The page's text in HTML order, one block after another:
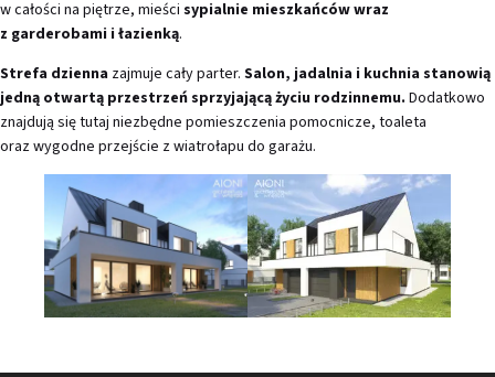
w całości na piętrze, mieści sypialnie mieszkańców wraz
z garderobami i łazienką.
Strefa dzienna zajmuje cały parter. Salon, jadalnia i kuchnia stanowią
jedną otwartą przestrzeń sprzyjającą życiu rodzinnemu. Dodatkowo
znajdują się tutaj niezbędne pomieszczenia pomocnicze, toaleta
oraz wygodne przejście z wiatrołapu do garażu.